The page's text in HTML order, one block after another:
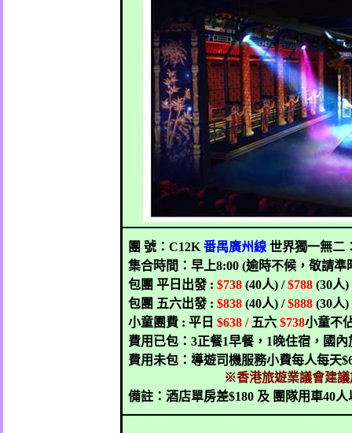
團 號：C12K番禺廣州線 世界獨一無二
集合時間：早上8:00 (逾時不候，敬請準
包團 平日出發 : $738 (40人) /$788 (30人
包團 五六出發 :$838 (40人) /$888 (30人)
小童團費 :平日 $638 / 五六 $738小童不
費用已包：3正餐1早餐， 1 晚住宿，國
費用未包：導遊司機服務小費每人每天
※香港旅遊業議會建議
備註：酒店單房差$180 及 團隊用車40人